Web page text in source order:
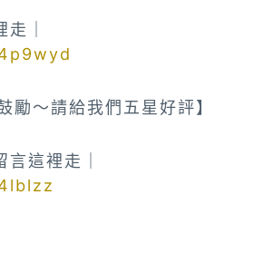
｜
勵～請給我們五星好評】
這裡走｜